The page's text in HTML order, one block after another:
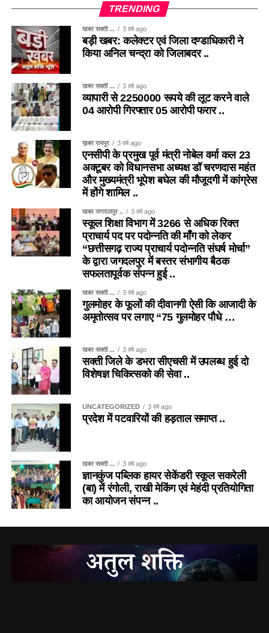
TRENDING
खबर सक्ती ... 3 वर्ष ago
बड़ी खबर: कलेक्टर एवं जिला दण्डाधिकारी ने
किया अनिल चन्द्रा को जिलाबदर ..
खबर सक्ती ... 3 वर्ष ago
व्यापारी से 2250000 रूपये की लूट करने वाले
04 आरोपी गिरफ्तार 05 आरोपी फरार ..
ख़बर रायपुर 3 वर्ष ago
एनसीपी के प्रमुख पूर्व मंत्री नोबेल वर्मा कल 23
अक्टूबर को विधानसभा अध्यक्ष डॉ चरणदास महंत
और मुख्यमंत्री भूपेश बघेल की मौजूदगी में कांग्रेस
में होंगे शामिल ..
खबर जगदलपुर .. 3 वर्ष ago
स्कूल शिक्षा विभाग में 3266 से अधिक रिक्त
प्राचार्य पद पर पदोन्नति की माँग को लेकर
“छत्तीसगढ़ राज्य प्राचार्य पदोन्नति संघर्ष मोर्चा”
के द्वारा जगदलपुर में बस्तर संभागीय बैठक
सफलतापूर्वक संपन्न हुई ..
खबर सक्ती ... 3 वर्ष ago
गुलमोहर के फूलों की दीवानगी ऐसी कि आजादी के
अमृतोत्सव पर लगाए “75 गुलमोहर पौधे …
खबर सक्ती ... 3 वर्ष ago
सक्ती जिले के डभरा सीएचसी में उपलब्ध हुई दो
विशेषज्ञ चिकित्सको की सेवा ..
UNCATEGORIZED 3 वर्ष ago
प्रदेश में पटवारियों की हड़ताल समाप्त ..
खबर सक्ती ... 3 वर्ष ago
ज्ञानकुंज पब्लिक हायर सेकेंडरी स्कूल सकरेली
(बा) में रंगोली, राखी मेकिंग एवं मेहंदी प्रतियोगिता
का आयोजन संपन्न ..